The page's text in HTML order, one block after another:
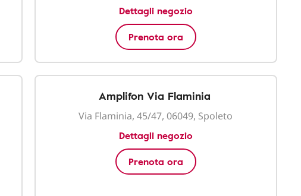
Dettagli negozio
Prenota ora
Amplifon Via Flaminia
Via Flaminia, 45/47, 06049, Spoleto
Dettagli negozio
Prenota ora